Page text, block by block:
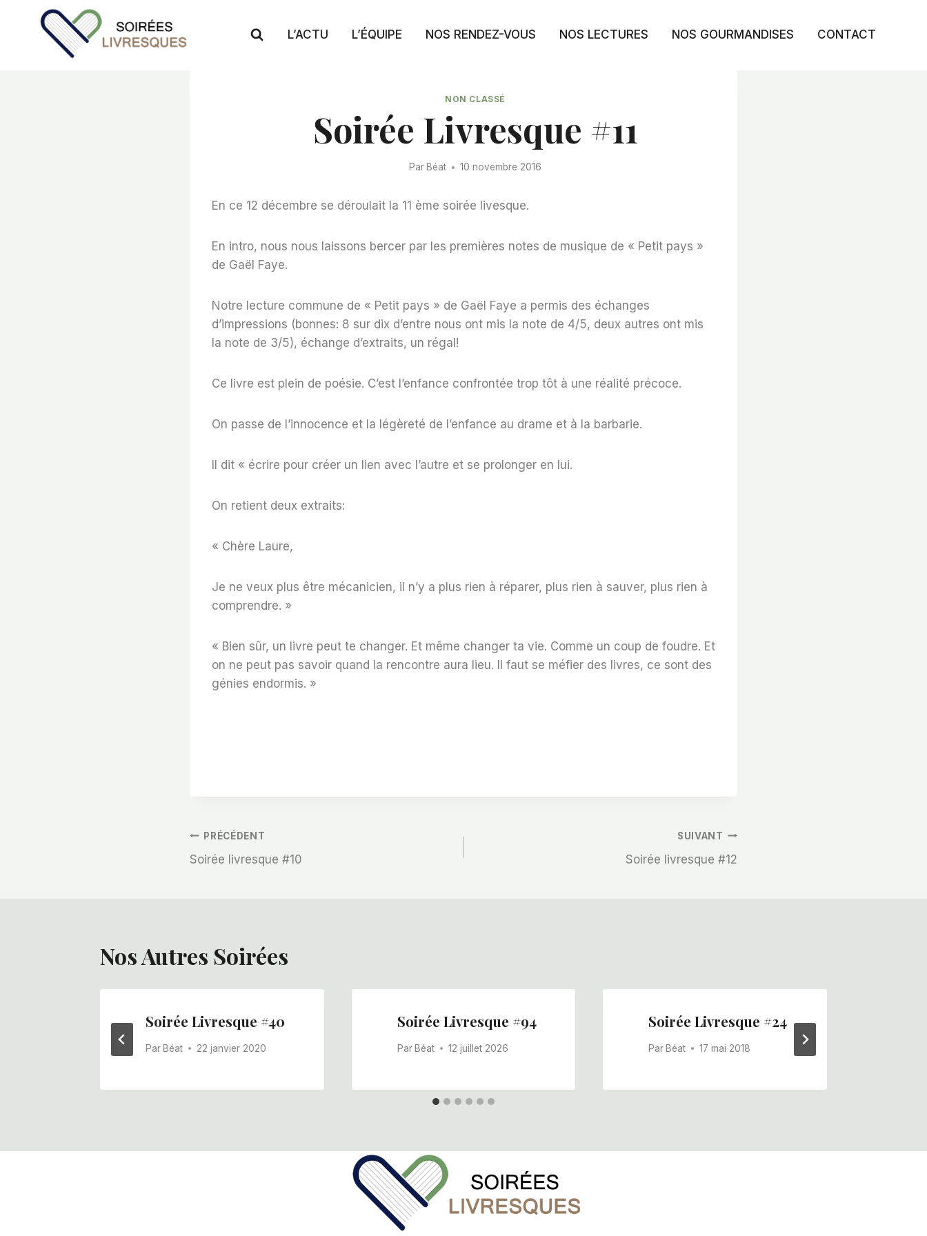
L’ACTU L’ÉQUIPE NOS RENDEZ-VOUS NOS LECTURES NOS GOURMANDISES CONTACT
NON CLASSÉ
Soirée Livresque #11
Par Béat 10 novembre 2016
En ce 12 décembre se déroulait la 11 ème soirée livesque.
En intro, nous nous laissons bercer par les premières notes de musique de « Petit pays »
de Gaël Faye.
Notre lecture commune de « Petit pays » de Gaël Faye a permis des échanges
d’impressions (bonnes: 8 sur dix d’entre nous ont mis la note de 4/5, deux autres ont mis
la note de 3/5), échange d’extraits, un régal!
Ce livre est plein de poésie. C’est l’enfance confrontée trop tôt à une réalité précoce.
On passe de l’innocence et la légèreté de l’enfance au drame et à la barbarie.
Il dit « écrire pour créer un lien avec l’autre et se prolonger en lui.
On retient deux extraits:
« Chère Laure,
Je ne veux plus être mécanicien, il n’y a plus rien à réparer, plus rien à sauver, plus rien à
comprendre. »
« Bien sûr, un livre peut te changer. Et même changer ta vie. Comme un coup de foudre. Et
on ne peut pas savoir quand la rencontre aura lieu. Il faut se méfier des livres, ce sont des
génies endormis. »
Navigation
PRÉCÉDENT
Soirée livresque #10
SUIVANT
Soirée livresque #12
Nos Autres Soirées
Soirée Livresque #40
Par Béat 22 janvier 2020
Soirée Livresque #94
Par Béat 12 juillet 2026
Soirée Livresque #24
Par Béat 17 mai 2018